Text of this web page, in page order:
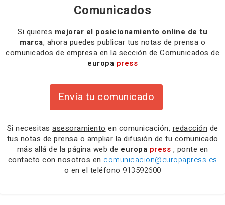
Comunicados
Si quieres mejorar el posicionamiento online de tu
marca, ahora puedes publicar tus notas de prensa o
comunicados de empresa en la sección de Comunicados de
europa press
Envía tu comunicado
Si necesitas asesoramiento en comunicación, redacción de
tus notas de prensa o ampliar la difusión de tu comunicado
más allá de la página web de europa press , ponte en
contacto con nosotros en comunicacion@europapress.es
o en el teléfono 913592600